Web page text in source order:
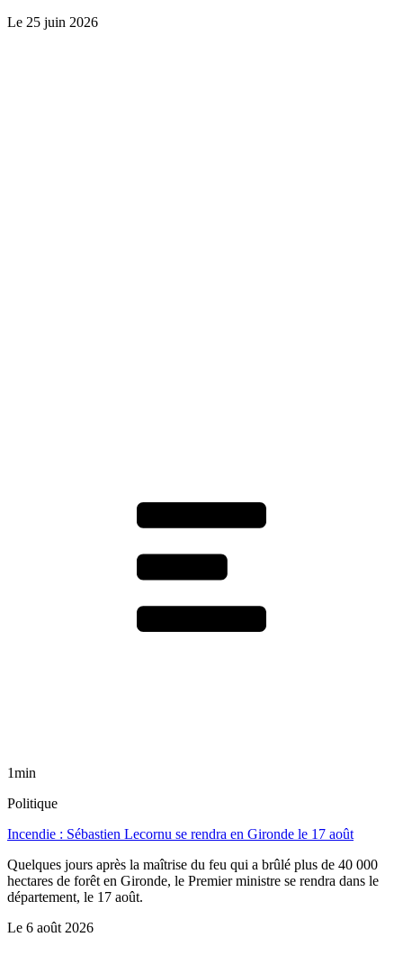
Le 25 juin 2026
1min
Politique
Incendie : Sébastien Lecornu se rendra en Gironde le 17 août
Quelques jours après la maîtrise du feu qui a brûlé plus de 40 000
hectares de forêt en Gironde, le Premier ministre se rendra dans le
département, le 17 août.
Le 6 août 2026